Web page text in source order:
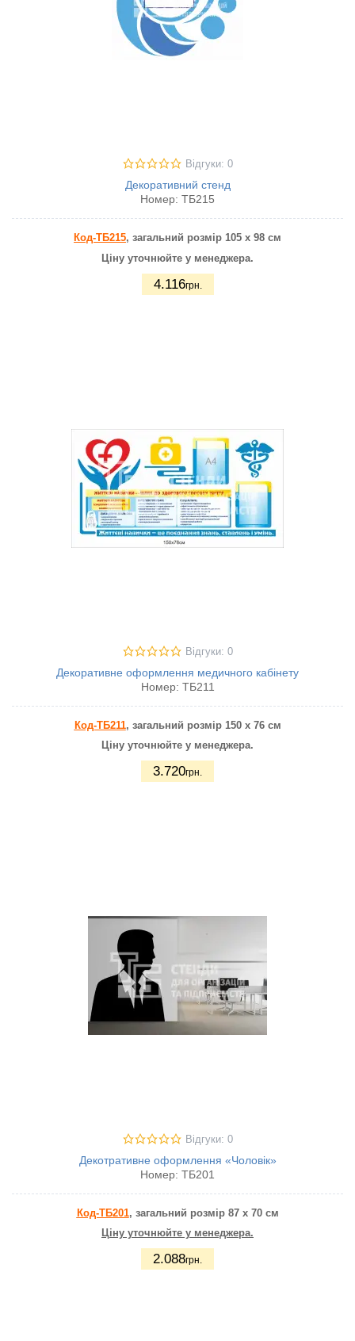
Відгуки: 0
Декоративний стенд
Номер: ТБ215
Код-ТБ215, загальний розмір 105 х 98 см
Ціну уточнюйте у менеджера.
4.116грн.
Відгуки: 0
Декоративне оформлення медичного кабінету
Номер: ТБ211
Код-ТБ211, загальний розмір 150 х 76 см
Ціну уточнюйте у менеджера.
3.720грн.
Відгуки: 0
Декотративне оформлення «Чоловік»
Номер: ТБ201
Код-ТБ201, загальний розмір 87 х 70 см
Ціну уточнюйте у менеджера.
2.088грн.